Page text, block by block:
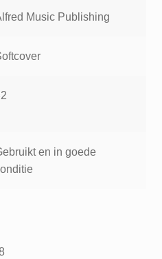
Music Publishing
en in goede